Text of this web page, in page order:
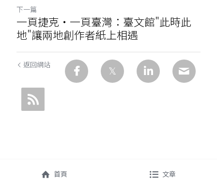
下一篇
一頁捷克・一頁臺灣：臺文館"此時此
地"讓兩地創作者紙上相遇
返回網站
首頁 文章